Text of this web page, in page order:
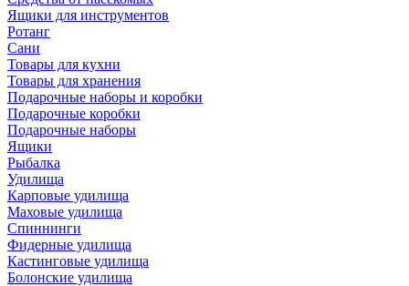
Ящики для инструментов
Ротанг
Сани
Товары для кухни
Товары для хранения
Подарочные наборы и коробки
Подарочные коробки
Подарочные наборы
Ящики
Рыбалка
Удилища
Карповые удилища
Маховые удилища
Спиннинги
Фидерные удилища
Кастинговые удилища
Болонские удилища